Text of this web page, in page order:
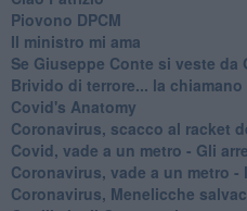
Piovono DPCM
Il ministro mi ama
Se Giuseppe Conte si veste da
Brivido di terrore... la
Covid's Anatomy
Coronavirus, scacco al racket
Covid, vade a un metro - Gli
Coronavirus, vade a un metro -
Coronavirus, Menelicche